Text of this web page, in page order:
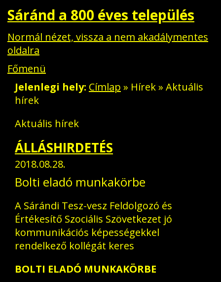
Sáránd a 800 éves település
Normál nézet, vissza a nem akadálymentes
oldalra
Főmenü
Aktuális
Jelenlegi hely Címlap » Hírek» Aktuális
hírek
Aktuális hírek
ÁLLÁSHIRDETÉS
2018.08.28.
Bolti eladó munkakörbe
A Sárándi Tesz-vesz Feldolgozó és
Értékesítő Szociális Szövetkezet jó
kommunikációs képességekkel
rendelkező kollégát keres
BOLTI ELADÓ MUNKAKÖRBE